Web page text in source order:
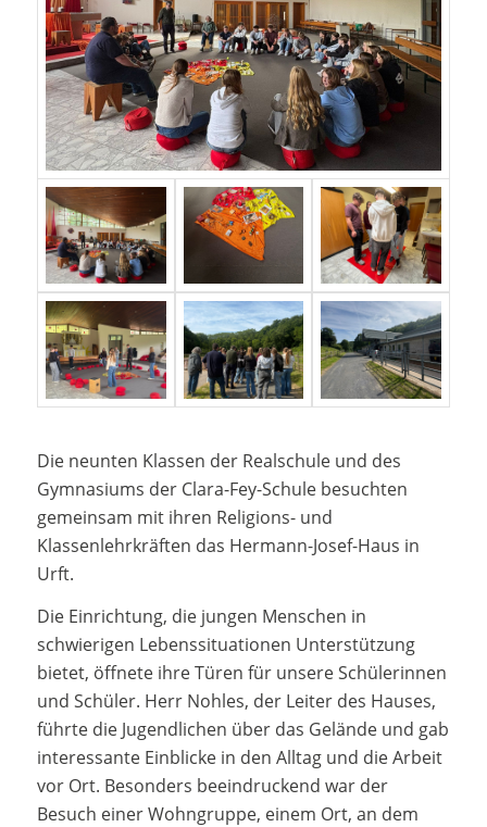
Die neunten Klassen der Realschule und des
Gymnasiums der Clara-Fey-Schule besuchten
gemeinsam mit ihren Religions- und
Klassenlehrkräften das Hermann-Josef-Haus in
Urft.
Die Einrichtung, die jungen Menschen in
schwierigen Lebenssituationen Unterstützung
bietet, öffnete ihre Türen für unsere Schülerinnen
und Schüler. Herr Nohles, der Leiter des Hauses,
führte die Jugendlichen über das Gelände und gab
interessante Einblicke in den Alltag und die Arbeit
vor Ort. Besonders beeindruckend war der
Besuch einer Wohngruppe, einem Ort, an dem